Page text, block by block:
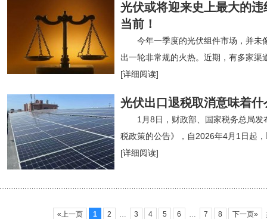
光伏或将迎来史上最大的违
当前！
今年一季度的光伏组件市场，并未
出一轮非常规的火热。近期，有多家渠
[详细阅读]
光伏出口退税取消意味着什
1月8日，财政部、国家税务总局
税政策的公告》，自2026年4月1日起
[详细阅读]
«上一页 1 2 … 3 4 5 6 … 7 8 下一页»